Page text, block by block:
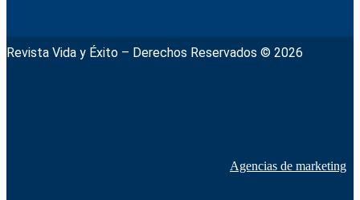
Revista Vida y Éxito – Derechos Reservados © 2026
Agencias de marketing